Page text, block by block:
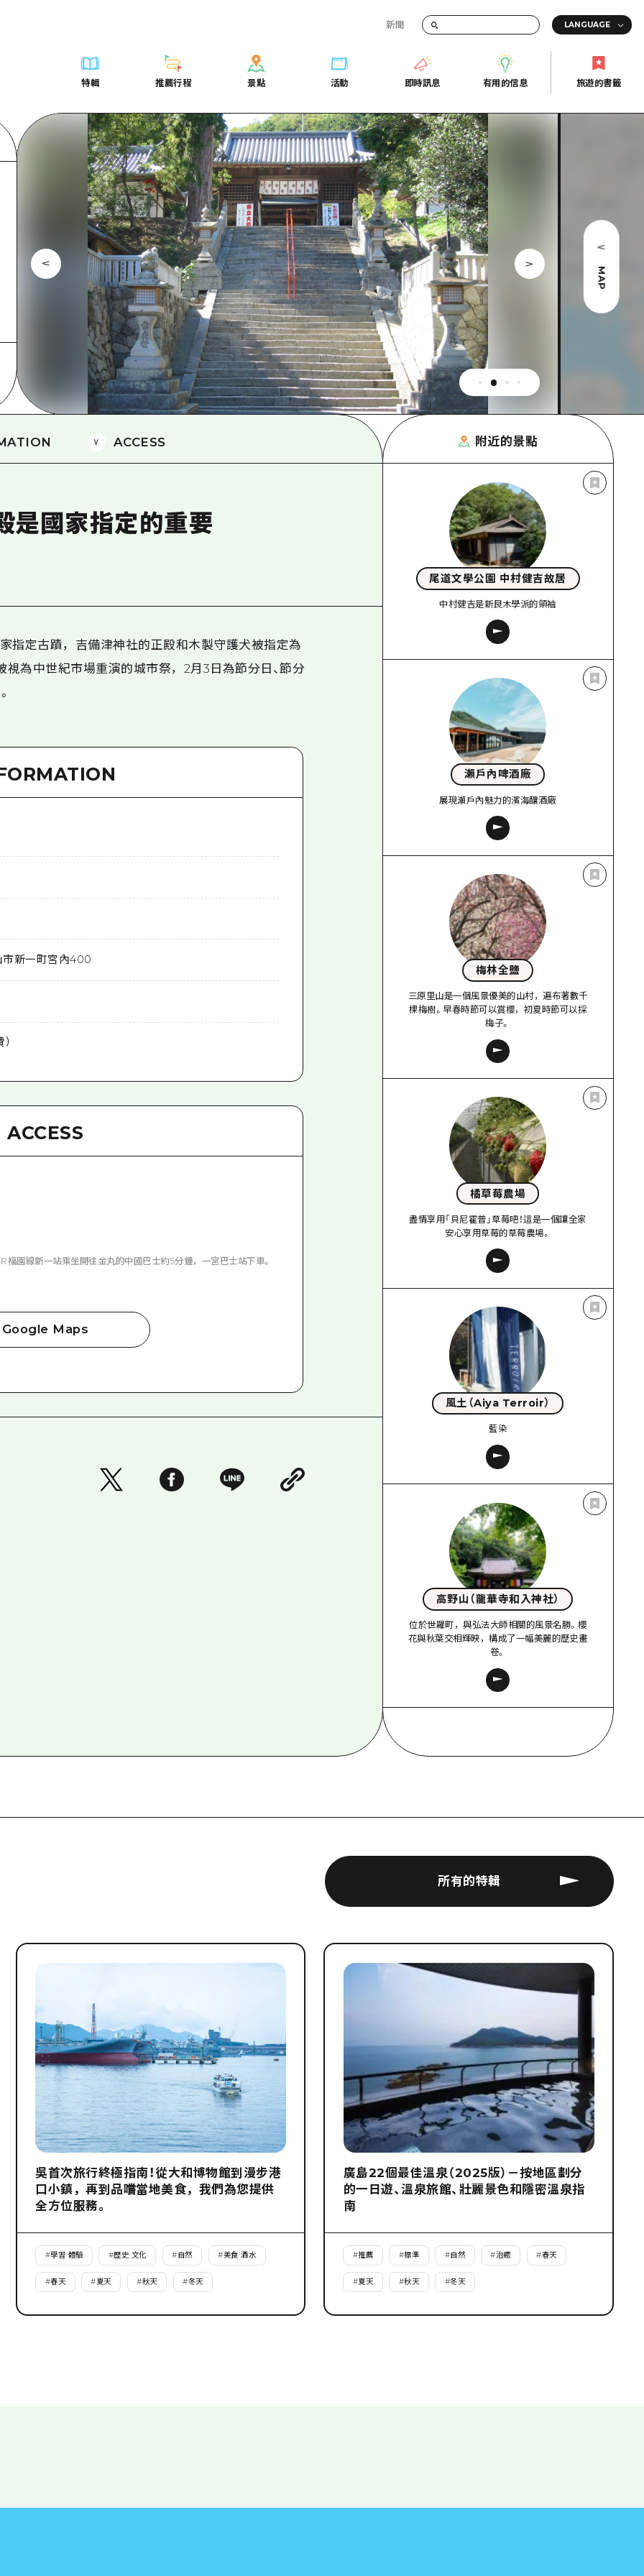
新聞
特輯
騎自行車
購物
運動
夜晚生活
世界遺產
學習·體驗
標準
歷史·文化
治癒
自然
推薦行程
Dive! Hiroshima 官方向導
廣島市內
安芸
答對了
美北
藝北
宮島周邊
東山口
短途旅行
半天
一日遊
1晚2天
2晚3天
景點
列表
廣島市內
安芸
答對了
美北
藝北
宮島周邊
東山口
愛媛
島根
活動
即時訊息
有用的信息
列表
存取
輔助流量摘要
設施擁堵
超值遊覽門票
行李寄存及運送服務
廣島好客通行證
廣島免費 Wi-Fi
面向外國遊客的街角旅遊信息中心
志願者指南
廣島視頻
常見問題
照片下載
災難發生期間的交通資訊
廣島縣觀光宣傳冊
旅遊的書籤
美食·酒水 世界遺產
歷史·文化
自然
Dive! Hiroshima 官方向導
藝北
宮島周邊
東山口
2晚3天
美北
藝北
宮島周邊
東山口
愛媛
島根
送服務
廣島免費 Wi-Fi
面向外國遊客的街角旅遊信息中心
廣島視頻
災難發生期間的交通資訊
MAP
ACCESS
是國家指定的重要
指定古蹟，吉備津神社的正殿和木製守護犬被指定為
視為中世紀市場重演的城市祭，2月3日為節分日、節分
市新一町宮內400
ACCESS
園線新一站乘坐開往金丸的中國巴士約5分鐘，一宮巴士站下車。
Google Maps
附近的景點
尾道文學公園 中村健吉故居
中村健吉是新良木學派的領袖
瀨戶內啤酒廠
展現瀨戶內魅力的濱海釀酒廠
梅林全鹽
三原里山是一個風景優美的山村，遍布著數千
棵梅樹。早春時節可以賞櫻，初夏時節可以採
梅子。
橘草莓農場
盡情享用「貝尼霍普」草莓吧！這是一個讓全家
安心享用草莓的草莓農場。
風土（Aiya Terroir）
藍染
高野山（龍華寺和入神社）
位於世羅町，與弘法大師相關的風景名勝。櫻
花與秋葉交相輝映，構成了一幅美麗的歷史畫
卷。
所有的特輯
吳首次旅行終極指南！從大和博物館到漫步港
口小鎮，再到品嚐當地美食，我們為您提供
全方位服務。
#學習·體驗 #歷史·文化 #自然 #美食·酒水
#春天 #夏天 #秋天 #冬天
廣島22個最佳溫泉（2025版）－按地區劃分
的一日遊、溫泉旅館、壯麗景色和隱密溫泉指
南
#推薦 #標準 #自然 #治癒 #春天
#夏天 #秋天 #冬天